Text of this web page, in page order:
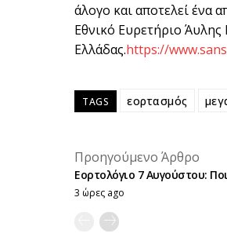
άλογο και αποτελεί ένα
Εθνικό Ευρετήριο Άυλης
Ελλάδας.https://
TAGS εορτασμός
Προηγούμενο Άρθρο
Εορτολόγιο 7 Αυγούστου:
3 ώρες ago